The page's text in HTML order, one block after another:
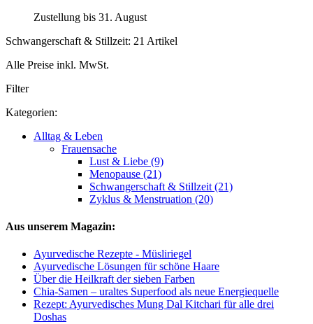
Zustellung bis 31. August
Schwangerschaft & Stillzeit: 21 Artikel
Alle Preise inkl. MwSt.
Filter
Kategorien:
Alltag & Leben
Frauensache
Lust & Liebe (9)
Menopause (21)
Schwangerschaft & Stillzeit (21)
Zyklus & Menstruation (20)
Aus unserem Magazin:
Ayurvedische Rezepte - Müsliriegel
Ayurvedische Lösungen für schöne Haare
Über die Heilkraft der sieben Farben
Chia-Samen – uraltes Superfood als neue Energiequelle
Rezept: Ayurvedisches Mung Dal Kitchari für alle drei
Doshas